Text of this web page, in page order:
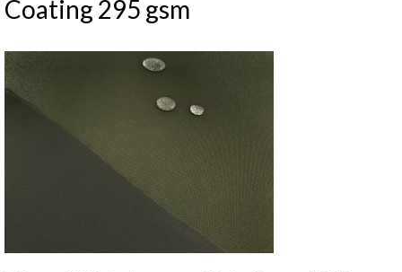
Coating 295 gsm